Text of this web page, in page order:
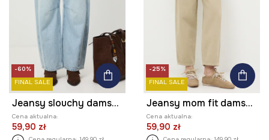
-60%
FINAL SALE
Jeansy slouchy damskie
Cena aktualna:
59,90 zł
-25%
FINAL SALE
Jeansy mom fit damskie
Cena aktualna:
59,90 zł